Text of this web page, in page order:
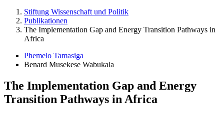
Stiftung Wissenschaft und Politik
Publikationen
The Implementation Gap and Energy Transition Pathways in
Africa
Phemelo Tamasiga
Benard Musekese Wabukala
The Implementation Gap and Energy
Transition Pathways in Africa